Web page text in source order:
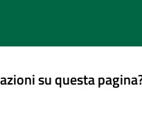
su questa